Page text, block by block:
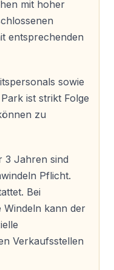
in Kuşadası
Aquaparks der
und
in Kuşadası
jedes
Paare und
mit hoher
entsprechenden
sowie
ist strikt Folge
zu
3 Jahren sind
Pflicht.
Bei
kann der
Verkaufsstellen